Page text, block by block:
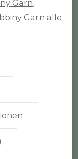
Garn,
Garn alle